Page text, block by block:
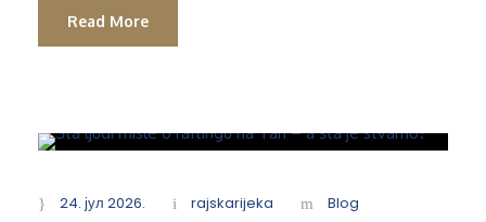
Read More
24. јул 2026. rajskarijeka Blog